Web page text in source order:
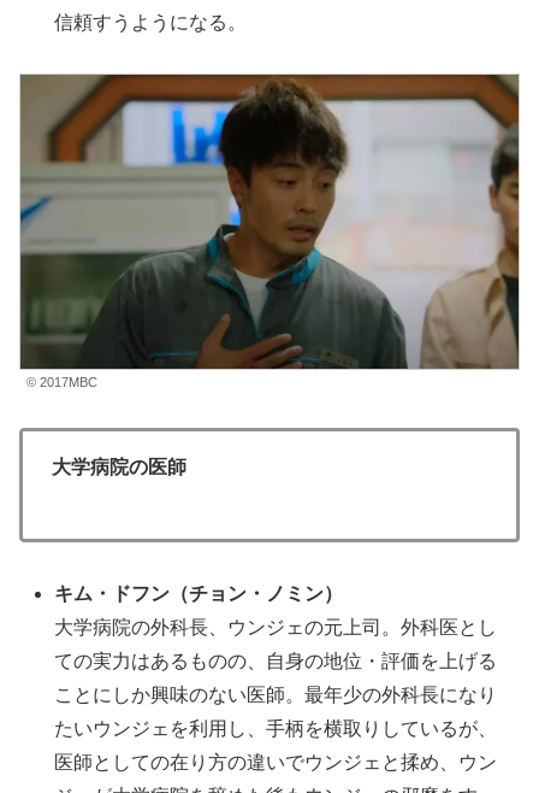
信頼すうようになる。
© 2017MBC
大学病院の医師
キム・ドフン （チョン・ノミン）
大学病院の外科長、ウンジェの元上司。外科医とし
ての実力はあるものの、自身の地位・評価を上げる
ことにしか興味のない医師。最年少の外科長になり
たいウンジェを利用し、手柄を横取りしているが、
医師としての在り方の違いでウンジェと揉め、ウン